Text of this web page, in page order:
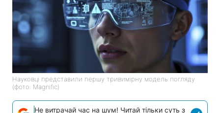
Науковці представили першу тривимірну модель погляду
(фото: Magnific)
Не витрачай час на шум! Читай тільки суть з